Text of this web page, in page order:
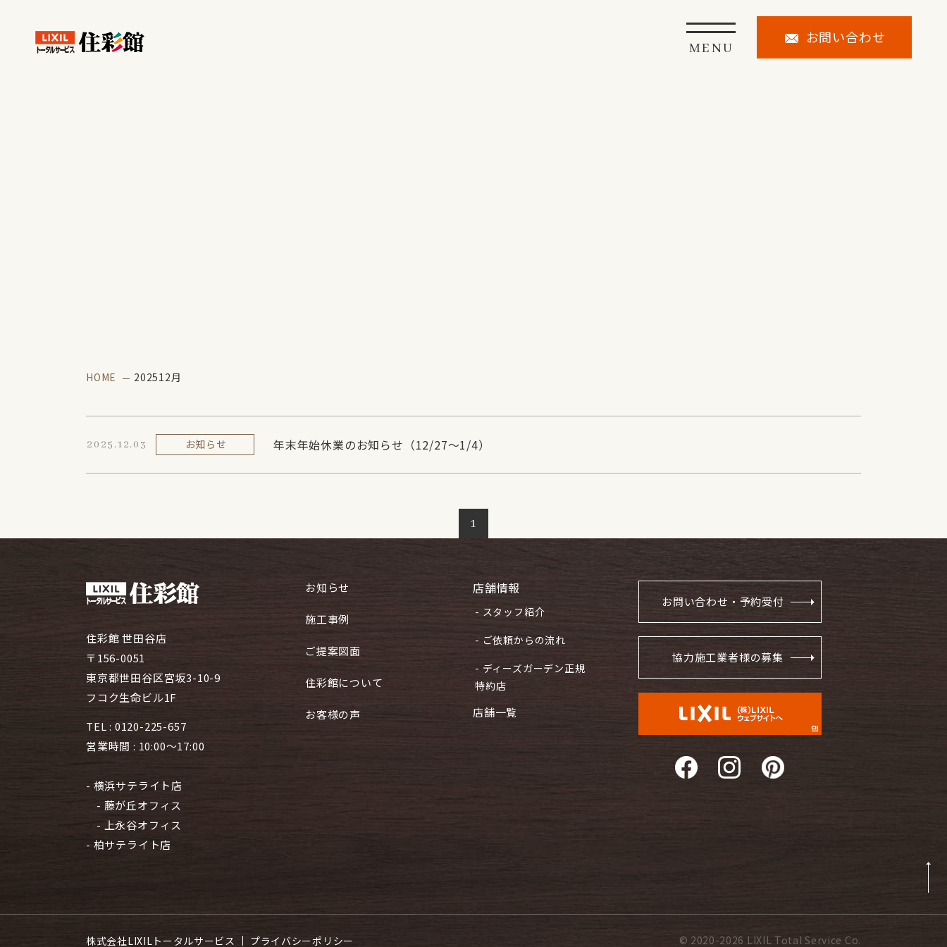
MENU
お問い合わせ
HOME 202512月
2025.12.03 お知らせ 年末年始休業のお知らせ（12/27～1/4）
1
住彩館 世田谷店
〒156-0051
東京都世田谷区宮坂3-10-9
フコク生命ビル1F
TEL : 0120-225-657
営業時間 : 10:00～17:00
- 横浜サテライト店
- 藤が丘オフィス
- 上永谷オフィス
- 柏サテライト店
お知らせ
施工事例
ご提案図面
住彩館について
お客様の声
店舗情報
- スタッフ紹介
- ご依頼からの流れ
- ディーズガーデン正規
特約店
店舗一覧
お問い合わせ・予約受付
協力施工業者様の募集
株式会社LIXILトータルサービス プライバシーポリシー © 2020-2026 LIXIL Total Service Co.